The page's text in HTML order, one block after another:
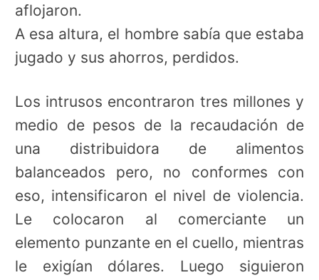
aflojaron.
A esa altura, el hombre sabía que estaba
jugado y sus ahorros, perdidos.
Los intrusos encontraron tres millones y
medio de pesos de la recaudación de
una distribuidora de alimentos
balanceados pero, no conformes con
eso, intensificaron el nivel de violencia.
Le colocaron al comerciante un
elemento punzante en el cuello, mientras
le exigían dólares. Luego siguieron